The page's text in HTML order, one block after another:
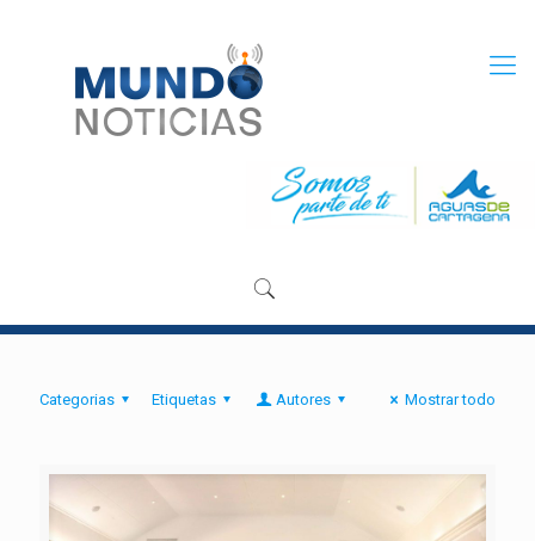
Categorias Etiquetas Autores Mostrar todo